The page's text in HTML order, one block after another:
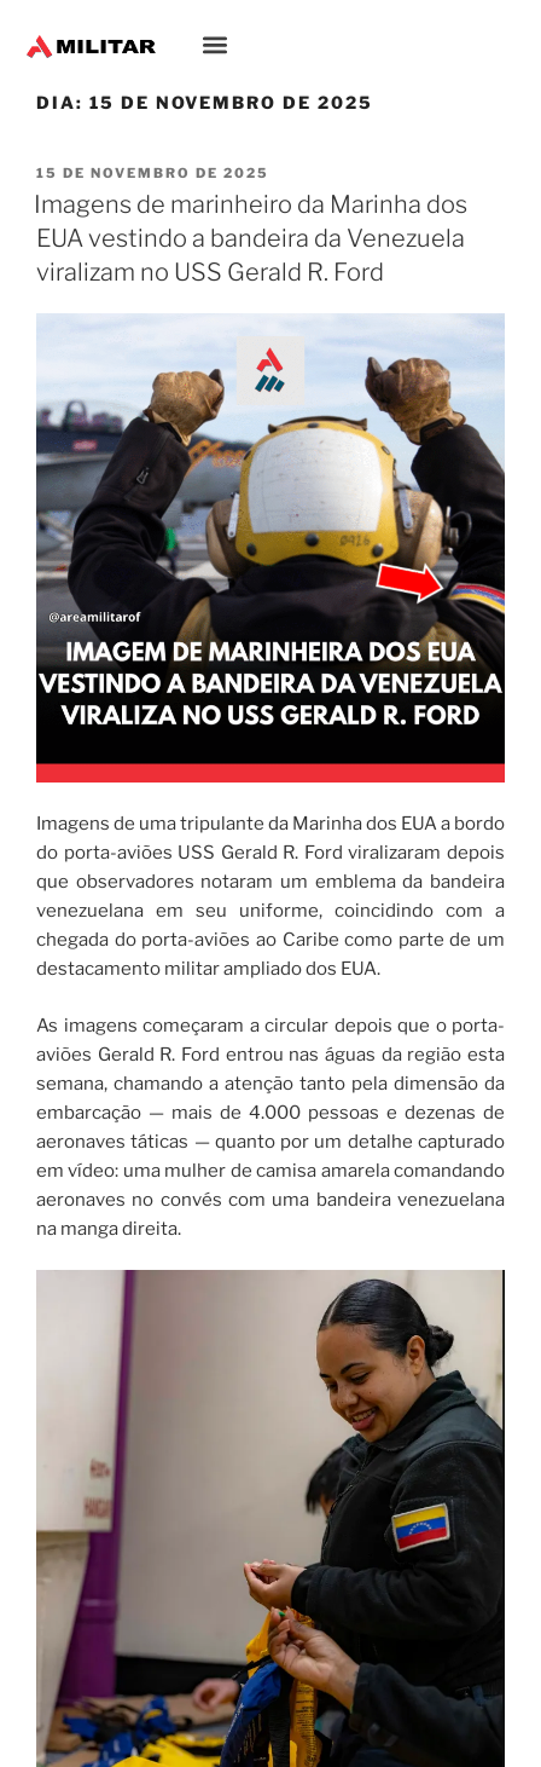
DIA: 15 DE NOVEMBRO DE 2025
15 DE NOVEMBRO DE 2025
Imagens de marinheiro da Marinha dos
EUA vestindo a bandeira da Venezuela
viralizam no USS Gerald R. Ford
Imagens de uma tripulante da Marinha dos EUA a bordo
do porta-aviões USS Gerald R. Ford viralizaram depois
que observadores notaram um emblema da bandeira
venezuelana em seu uniforme, coincidindo com a
chegada do porta-aviões ao Caribe como parte de um
destacamento militar ampliado dos EUA.
As imagens começaram a circular depois que o porta-
aviões Gerald R. Ford entrou nas águas da região esta
semana, chamando a atenção tanto pela dimensão da
embarcação — mais de 4.000 pessoas e dezenas de
aeronaves táticas — quanto por um detalhe capturado
em vídeo: uma mulher de camisa amarela comandando
aeronaves no convés com uma bandeira venezuelana
na manga direita.